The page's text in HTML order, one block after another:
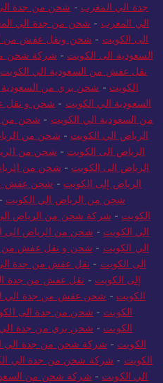
جدة الي المغرب - شحن من جدة
الي المغرب - شحن من جدة الي
الى الكويت - شحن ونقل عفش من
السعودية الى الكويت - شركة شحن
نقل عفش من السعودية الي الكويت
الكويت - شحن بري من السعودية
السعودية الي الكويت - شحن و نقل
من السعودية الي الكويت - شحن من
الرياض الي الكويت - شحن من
الرياض الى الكويت - شحن من
الرياض الى الكويت - شحن من
الرياض إلى الكويت - شحن عفش
شحن من الرياض الي الكويت -
الكويت - شركة شحن من الرياض
الي الكويت - شحن من الرياض الى
الي الكويت - شحن و نقل عفش من
الى الكويت - نقل عفش من جدة
إلى الكويت - نقل عفش من جدة
الكويت - شحن عفش من جدة الي
الكويت - شحن من جدة الى
الكويت - شحن بري من جدة الي
الكويت - شركة شحن من جدة الي
الكويت - شركة شحن من جدة الي
الي الكويت - شركة شحن من